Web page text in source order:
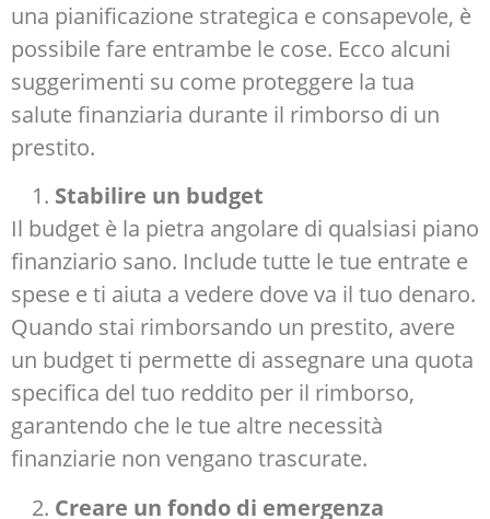
una pianificazione strategica e consapevole, è
possibile fare entrambe le cose. Ecco alcuni
suggerimenti su come proteggere la tua
salute finanziaria durante il rimborso di un
prestito.
Stabilire un budget
Il budget è la pietra angolare di qualsiasi piano
finanziario sano. Include tutte le tue entrate e
spese e ti aiuta a vedere dove va il tuo denaro.
Quando stai rimborsando un prestito, avere
un budget ti permette di assegnare una quota
specifica del tuo reddito per il rimborso,
garantendo che le tue altre necessità
finanziarie non vengano trascurate.
Creare un fondo di emergenza